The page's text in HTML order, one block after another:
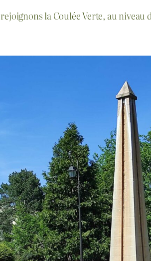
la Coulée Verte, au niveau